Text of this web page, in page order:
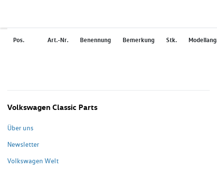
Pos. Art.-Nr. Benennung Bemerkung Stk.
Volkswagen Classic Parts
Über uns
Newsletter
Volkswagen Welt